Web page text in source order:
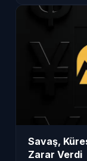
Savaş,
Zarar Verdi